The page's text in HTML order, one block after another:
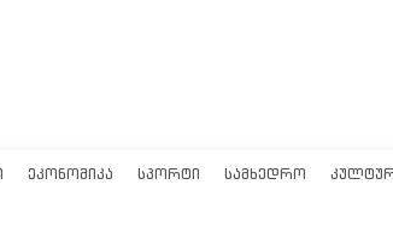
ᲔᲙᲝᲜᲝᲛᲘᲙᲐ ᲡᲞᲝᲠᲢᲘ ᲡᲐᲛᲮᲔᲓᲠᲝ